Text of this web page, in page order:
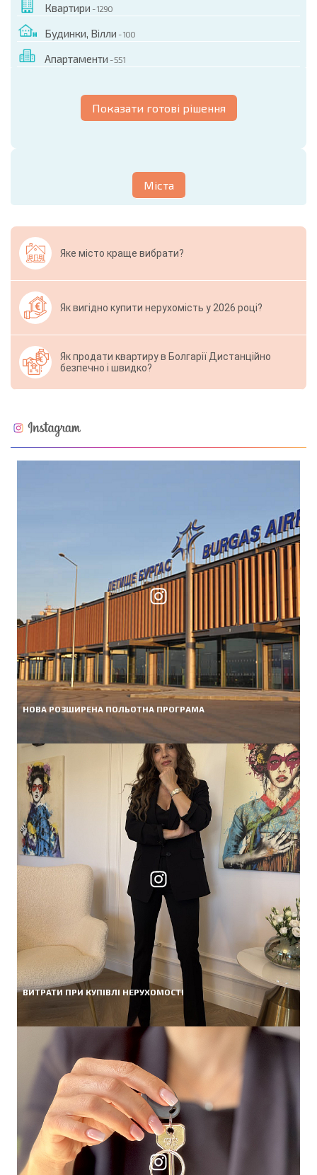
Квартири - 1290
Будинки, Вілли - 100
Апартаменти - 551
Показати готові рішення
Міста
Яке місто краще вибрати?
Як вигідно купити нерухомість у 2026 році?
Як продати квартиру в Болгарії Дистанційно
безпечно і швидко?
НОВА РОЗШИРЕНА ПОЛЬОТНА ПРОГРАМА
ВИТРАТИ ПРИ КУПІВЛІ НЕРУХОМОСТІ